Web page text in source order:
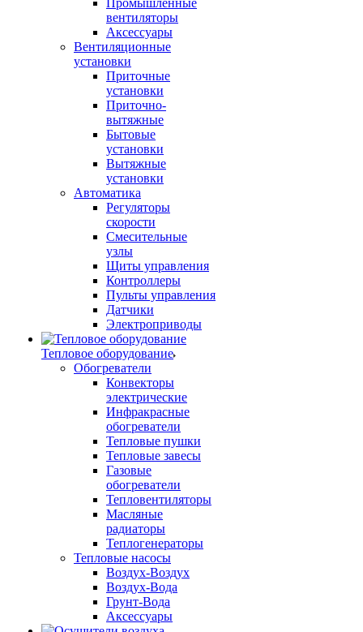
Промышленные
вентиляторы
Аксессуары
Вентиляционные
установки
Приточные
установки
Приточно-
вытяжные
Бытовые
установки
Вытяжные
установки
Автоматика
Регуляторы
скорости
Смесительные
узлы
Щиты управления
Контроллеры
Пульты управления
Датчики
Электроприводы
Тепловое оборудование
Обогреватели
Конвекторы
электрические
Инфракрасные
обогреватели
Тепловые пушки
Тепловые завесы
Газовые
обогреватели
Тепловентиляторы
Масляные
радиаторы
Теплогенераторы
Тепловые насосы
Воздух-Воздух
Воздух-Вода
Грунт-Вода
Аксессуары